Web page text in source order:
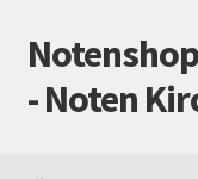
Zur
Navigation
springen
Zum
Inhalt
springen
- Noten